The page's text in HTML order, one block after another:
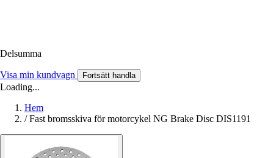
Delsumma
Visa min kundvagn Fortsätt handla
Loading...
Hem
/ Fast bromsskiva för motorcykel NG Brake Disc DIS1191